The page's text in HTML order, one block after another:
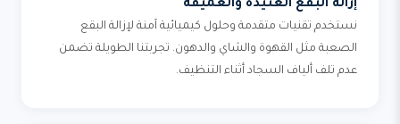
إزالة البقع العنيدة والعميقة
نستخدم تقنيات متقدمة وحلول كيميائية آمنة لإزالة البقع
الصعبة مثل القهوة والشاي والدهون. تجربتنا الطويلة تضمن
عدم تلف ألياف السجاد أثناء التنظيف.